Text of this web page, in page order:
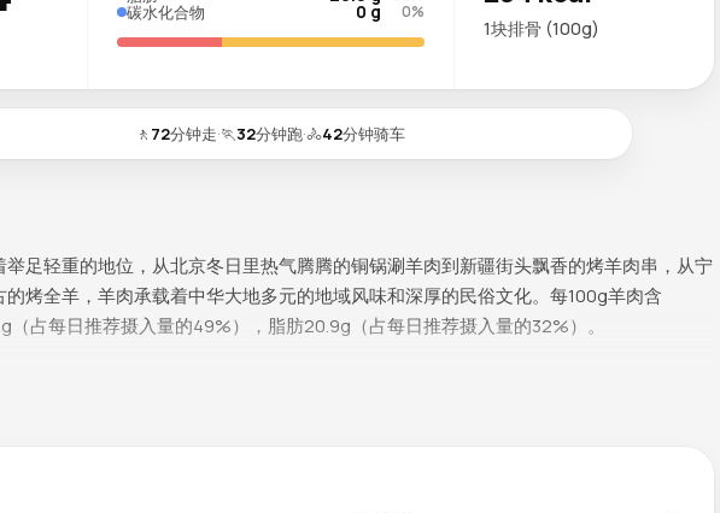
碳水化合物 0 g 0%
1块排骨 (100g)
🚶 72分钟走·🏃32分钟跑·🚴42分钟骑车
足轻重的地位，从北京冬日里热气腾腾的铜锅涮羊肉到新疆街头飘香的烤羊肉串，从宁
烤全羊，羊肉承载着中华大地多元的地域风味和深厚的民俗文化。每100g羊肉含
占每日推荐摄入量的49%），脂肪20.9g（占每日推荐摄入量的32%）。
每日推荐摄入量的39%）支持能量代谢和心血管健康。血红素铁1.88mg（占每日推荐摄
效吸收，对预防贫血尤为重要。硒23.8µg（占每日推荐摄入量的43%）充当抗氧化守护